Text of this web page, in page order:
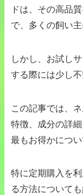
ドは、その高品
で、多くの飼い
しかし、お試し
する際には少し
この記事では、
特徴、成分の詳
最もお得かにつ
特に定期購入を
る方法について